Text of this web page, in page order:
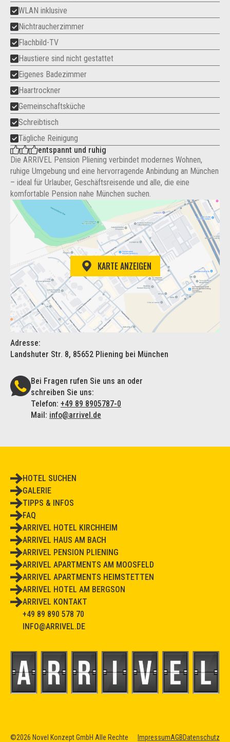
KARTE ANZEIGEN
Adresse:
Landshuter Str. 8, 85652 Pliening bei München
Bei Fragen rufen Sie uns an oder
schreiben Sie uns:
Telefon: +49 89 8905787-0
Mail: info@arrivel.de
WLAN inklusive
Nichtraucherzimmer
Flachbild-TV
Haustiere sind nicht gestattet
Eigenes Badezimmer
Haartrockner
Gemeinschaftsküche
Schreibtisch
Tägliche Reinigung
entspannt und ruhig
Die ARRIVEL Pension Pliening verbindet modernes Wohnen,
ruhige Umgebung und eine hervorragende Anbindung an München
– ideal für Urlauber, Geschäftsreisende und alle, die eine
komfortable Pension nahe München suchen.
HOTEL SUCHEN
GALERIE
TIPPS & INFOS
FAQ
ARRIVEL HOTEL KIRCHHEIM
ARRIVEL HAUS AM BACH
ARRIVEL PENSION PLIENING
ARRIVEL APARTMENTS AM MOOSFELD
ARRIVEL APARTMENTS HEIMSTETTEN
ARRIVEL HOTEL AM BERGSON
ARRIVEL KONTAKT
+49 89 890 578 70
INFO@ARRIVEL.DE
©2026 Novel Konzept GmbH Alle Rechte ImpressumAGBDatenschutz